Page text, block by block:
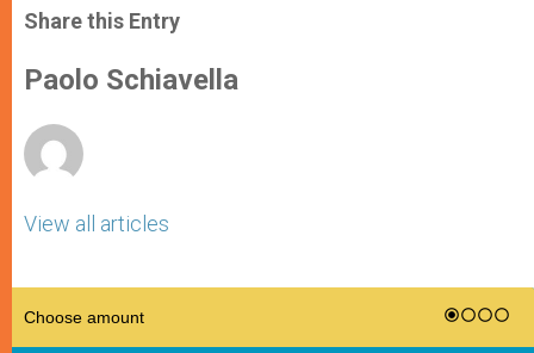
t
s
p
p
s
e
g
e
e
b
o
k
r
Share this Entry
Paolo Schiavella
View all articles